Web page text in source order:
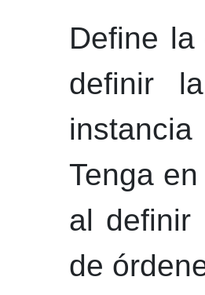
Define
definir
instancia
Tenga
al definir
de